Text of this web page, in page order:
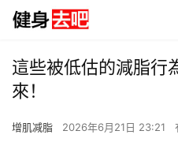
這些被低估的減脂行
來！
增肌减脂 2026年6月21日 23:21